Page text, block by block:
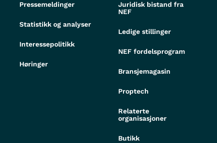
Pressemeldinger
Statistikk og analyser
Interessepolitikk
Høringer
Juridisk bistand fra
NEF
Ledige stillinger
NEF fordelsprogram
Bransjemagasin
Proptech
Relaterte
organisasjoner
Butikk